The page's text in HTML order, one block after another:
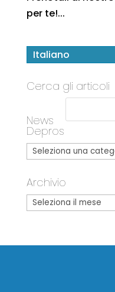
per te!...
Italiano
Cerca gli articoli
News
Depros
Archivio